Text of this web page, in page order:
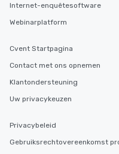
Internet-enquêtesoftware
Webinarplatform
Cvent Startpagina
Contact met ons opnemen
Klantondersteuning
Uw privacykeuzen
Privacybeleid
Gebruiksrechtovereenkomst